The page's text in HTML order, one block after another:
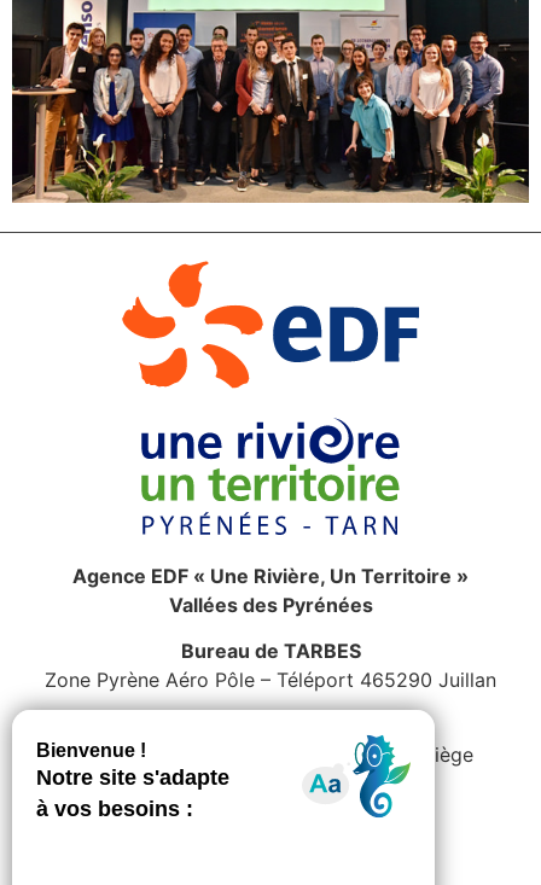
Agence EDF « Une Rivière, Un Territoire »
Vallées des Pyrénées
Bureau de TARBES
Zone Pyrène Aéro Pôle – Téléport 465290 Juillan
Cité de l’Ayroule 09400 Tarascon Sur Ariège